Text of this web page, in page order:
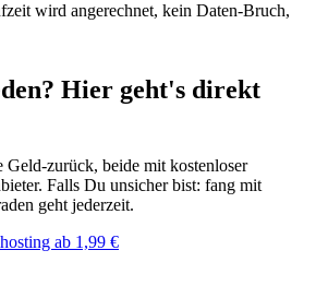
wird angerechnet, kein Daten-Bruch,
Hier geht's direkt
Geld-zurück, beide mit kostenloser
Falls Du unsicher bist: fang mit
geht jederzeit.
ab 1,99 €